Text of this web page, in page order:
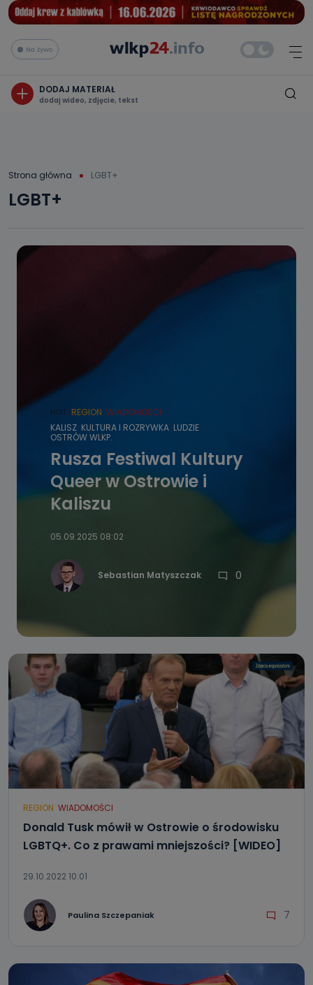
Na żywo
DODAJ MATERIAŁ
dodaj wideo, zdjęcie, tekst
Strona główna LGBT+
LGBT+
HOT REGION WIADOMOŚCI
KALISZ KULTURA I ROZRYWKA LUDZIE
OSTRÓW WLKP.
Rusza Festiwal Kultury
Queer w Ostrowie i
Kaliszu
05.09.2025 08:02
Sebastian Matyszczak 0
REGION WIADOMOŚCI
Donald Tusk mówił w Ostrowie o środowisku
LGBTQ+. Co z prawami mniejszości? [WIDEO]
29.10.2022 10:01
Paulina Szczepaniak 7